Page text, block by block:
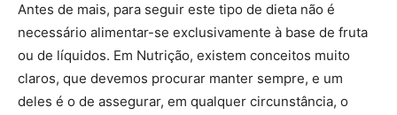
Antes de mais, para seguir este tipo de dieta não é
necessário alimentar-se exclusivamente à base de fruta
ou de líquidos. Em Nutrição, existem conceitos muito
claros, que devemos procurar manter sempre, e um
deles é o de assegurar, em qualquer circunstância, o